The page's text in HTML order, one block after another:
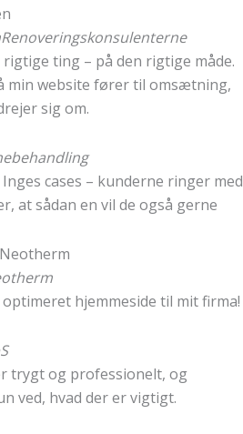
Renoveringskonsulenterne
ting – på den rigtige måde.
min website fører til omsætning,
sig om.
cases – kunderne ringer med
at sådan en vil de også gerne
hjemmeside til mit firma!
trygt og professionelt, og
ved, hvad der er vigtigt.